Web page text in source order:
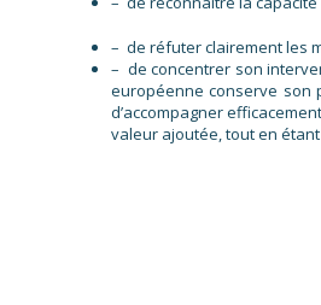
– de réfuter clairement les
– de concentrer son
européenne conserve son
d’accompagner
valeur ajoutée, tout en